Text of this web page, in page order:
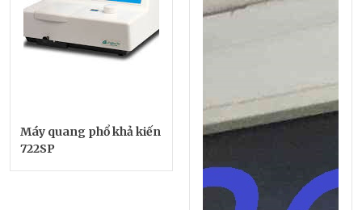
Máy quang phổ khả kiến
722SP